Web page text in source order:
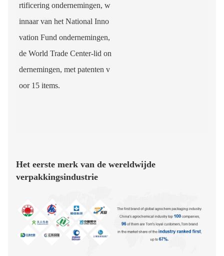
rtificering ondernemingen, w
innaar van het National Inno
vation Fund ondernemingen,
de World Trade Center-lid on
dernemingen, met patenten v
oor 15 items.
Het eerste merk van de wereldwijde
verpakkingsindustrie